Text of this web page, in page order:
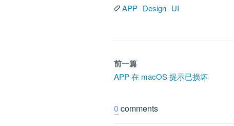
APP Design UI
前一篇
APP 在 macOS 提示已损坏
0 comments